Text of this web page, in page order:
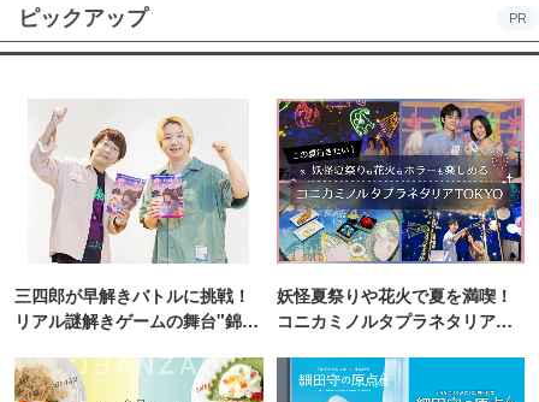
ピックアップ PR
三四郎が早解きバトルに挑戦！
リアル謎解きゲームの舞台"錦糸
妖怪夏祭りや花火で夏を満喫！
コニカミノルタプラネタリア